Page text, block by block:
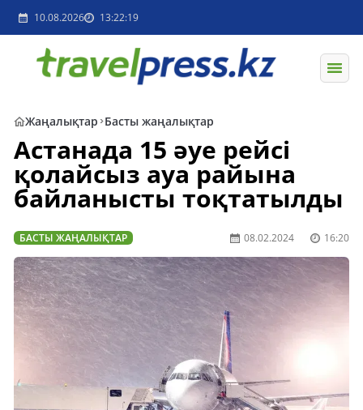
10.08.2026 13:22:19
Жаңалықтар Басты жаңалықтар
Астанада 15 әуе рейсі
қолайсыз ауа райына
байланысты тоқтатылды
БАСТЫ ЖАҢАЛЫҚТАР 08.02.2024 16:20